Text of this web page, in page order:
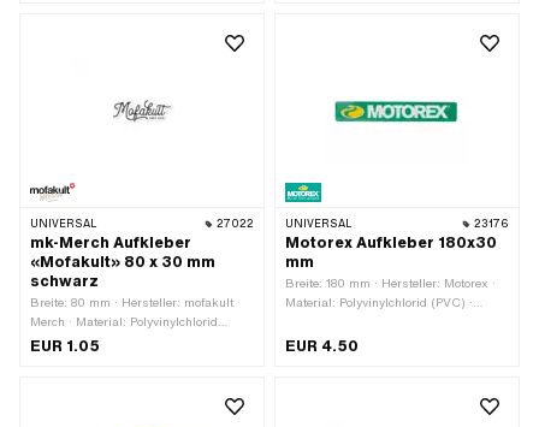
UNIVERSAL 27022
mk-Merch Aufkleber
«Mofakult» 80 x 30 mm
schwarz
Breite: 80 mm · Hersteller: mofakult
Merch · Material: Polyvinylchlorid
(PVC) · Verwendungsort: Universal ·
EUR 1.05
UNIVERSAL 23176
Motorex Aufkleber 180x30
mm
Breite: 180 mm · Hersteller: Motorex ·
Material: Polyvinylchlorid (PVC) ·
Beschaffenheit Rückseite: Klebstoff ·
EUR 4.50